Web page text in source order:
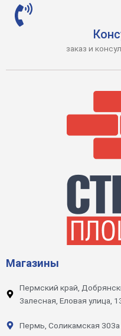
заказ и
Магазины
Пермский край,
Залесная, Еловая улица,
Пермь, Соликамская 303а